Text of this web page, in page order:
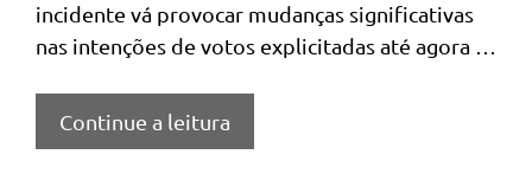
incidente vá provocar mudanças significativas
nas intenções de votos explicitadas até agora …
Continue a leitura